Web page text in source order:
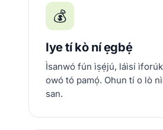
💰
Iye tí kò ní ẹgbẹ́
Ìsanwó fún ìṣẹ́jú, láìsí
owó tó pamọ́. Ohun tí o lò
san.